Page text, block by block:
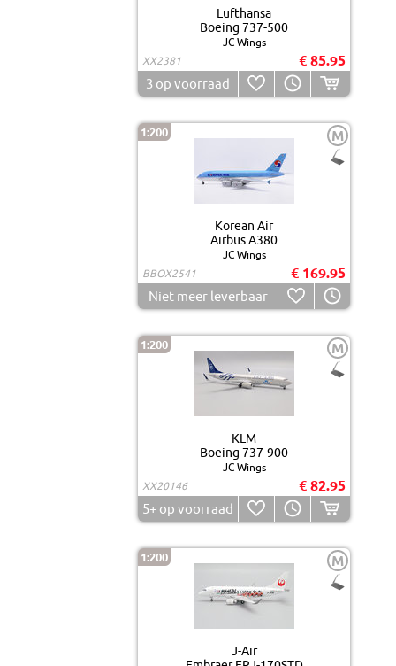
Lufthansa
Boeing 737-500
JC Wings
XX2381
€ 85.95
3 op voorraad
1:200 M
Korean Air
Airbus A380
JC Wings
BBOX2541
€ 169.95
Niet meer leverbaar
1:200 M
KLM
Boeing 737-900
JC Wings
XX20146
€ 82.95
5+ op voorraad
1:200 M
J-Air